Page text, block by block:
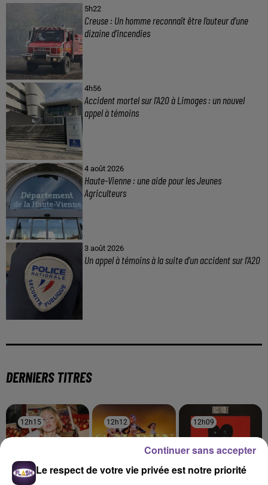
5h22
Creuse : Un homme reconnaît être l’auteur d’une
dizaine d’incendies
4h56
Accident mortel sur l’A20 à Limoges : un nouvel
appel à témoins
4 août 2026
Haute-Vienne : une aide pour les Jeunes
Agriculteurs
3 août 2026
Un appel à témoins à la suite d’un accident sur l’A20
DERNIERS TITRES
12h15
12h15 12h12
12h12 12h09
12h09
Le respect de votre vie privée est notre priorité
Continuer sans accepter